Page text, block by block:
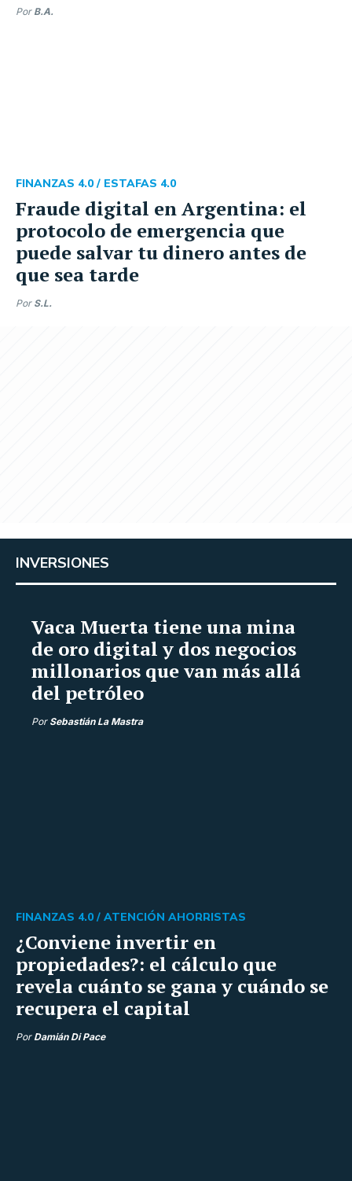
Por B.A.
Fraude digital en Argentina: el
protocolo de emergencia que
puede salvar tu dinero antes de
que sea tarde
FINANZAS 4.0 / ESTAFAS 4.0
Por S.L.
INVERSIONES
Vaca Muerta tiene una mina
de oro digital y dos negocios
millonarios que van más allá
del petróleo
Por Sebastián La Mastra
¿Conviene invertir en
propiedades?: el cálculo que
revela cuánto se gana y cuándo se
recupera el capital
FINANZAS 4.0 / ATENCIÓN AHORRISTAS
Por Damián Di Pace